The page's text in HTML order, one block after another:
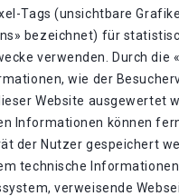
Tags (unsichtbare
bezeichnet) für
verwenden. Durch die
wie der
Website ausgewertet
Informationen können
der Nutzer gespeichert
technische
verweisende